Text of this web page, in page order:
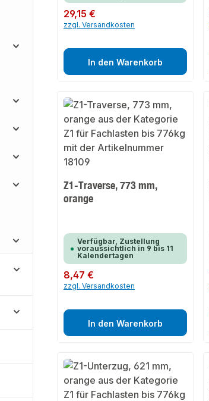
Regulärer Preis:
29,15 €
zzgl. Versandkosten
In den Warenkorb
Z1-Traverse, 773 mm,
orange
Verfügbar, Zustellung
voraussichtlich in 9 bis 11
Kalendertagen
Regulärer Preis:
8,47 €
zzgl. Versandkosten
In den Warenkorb